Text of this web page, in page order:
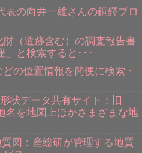
表の向井一雄さんの銅鐸ブロ
（遺跡含む）の調査報告書
」と検索すると･･･
の位置情報を簡便に検索・
状データ共有サイト：旧
名を地図上ほかさまざまな地
図：産総研が管理する地質